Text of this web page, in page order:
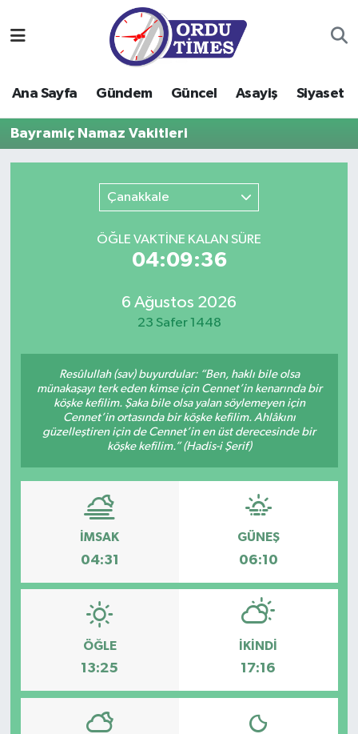
Ana Sayfa Gündem Güncel Asayiş Siyaset
Bayramiç Namaz Vakitleri
Çanakkale
ÖĞLE VAKTİNE KALAN SÜRE
04:09:36
6 Ağustos 2026
23 Safer 1448
Resûlullah (sav) buyurdular: “Ben, haklı bile olsa
münakaşayı terk eden kimse için Cennet’in kenarında bir
köşke kefilim. Şaka bile olsa yalan söylemeyen için
Cennet’in ortasında bir köşke kefilim. Ahlâkını
güzelleştiren için de Cennet’in en üst derecesinde bir
köşke kefilim.” (Hadis-i Şerif)
İMSAK
04:31
GÜNEŞ
06:10
ÖĞLE
13:25
İKINDI
17:16
Gündem
Güncel
Kültür-Sanat
Turizm
Yaşam
Ordu Nöbetçi Eczaneler
Ordu Hava Durumu
Ordu Namaz Vakitleri
Ordu Trafik Yoğunluk Haritası
Tüm Manşetler
Son Dakika Haberleri